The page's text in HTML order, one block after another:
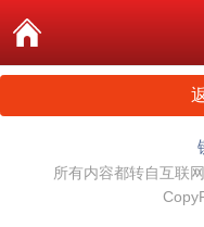
所有内容都转自互联